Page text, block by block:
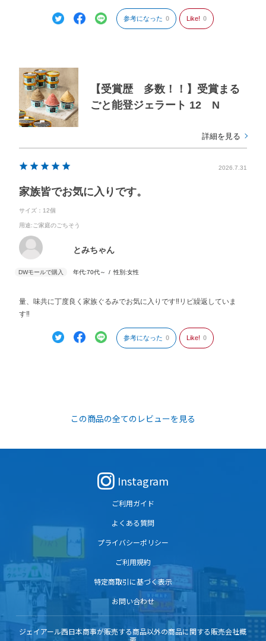
参考になった 0 Like! 0
【受賞歴 多数！！】受賞まる
ごと能登ジェラート 12 N
詳細を見る
2026.7.31
家族皆でお気に入りです。
サイズ：12個
用途:ご家庭のごちそう
とみちゃん
年代:70代～ 性別:女性
量、味共に丁度良く家族ぐるみでお気に入りです‼リピ繰返していま
す‼
参考になった 0 Like! 0
この商品の全てのレビューを見る
Instagram
ご利用ガイド
よくある質問
プライバシーポリシー
ご利用規約
特定商取引に基づく表示
お問い合わせ
ジェイアール西日本商事が販売する商品以外の商品に関する販売会社概